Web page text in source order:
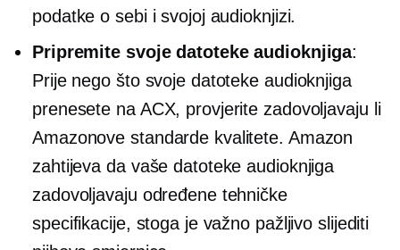
podatke o sebi i svojoj audioknjizi.
Pripremite svoje datoteke audioknjiga:
Prije nego što svoje datoteke audioknjiga
prenesete na ACX, provjerite zadovoljavaju li
Amazonove standarde kvalitete. Amazon
zahtijeva da vaše datoteke audioknjiga
zadovoljavaju određene tehničke
specifikacije, stoga je važno pažljivo slijediti